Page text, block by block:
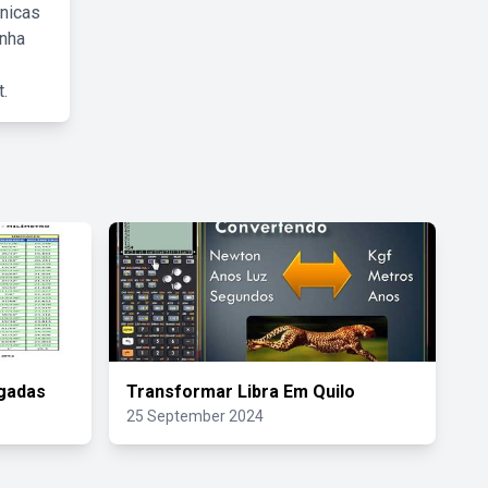
Transformar Libra Em Quilo
25 September 2024